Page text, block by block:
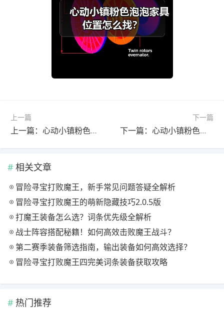
上一篇
上一篇：心动小镇粉色泡泡最新位置攻略：家具拼图掉落全解析
下一篇
下一篇：心动小镇粉色泡泡家具限时开放！位置在哪？
相关文章
冒险寻宝打败魔王，新手常见问题答疑全解析
冒险寻宝打败魔王的萌新隐藏技巧2.0.5版
打魔王装备怎么选？词条优先级全解析
战士阵容搭配秘籍！如何高效击败魔王战斗？
第二赛季装备筛选指南，输出装备如何高效选择？
冒险寻宝打败魔王四完美词条装备获取攻略
热门推荐